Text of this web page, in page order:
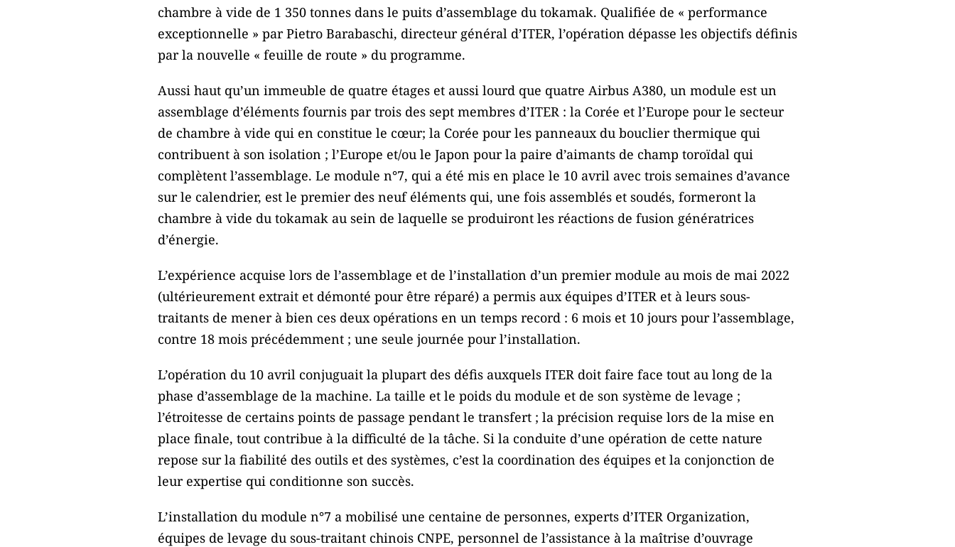
chambre à vide de 1 350 tonnes dans le puits d’assemblage du tokamak. Qualifiée de « performance
exceptionnelle » par Pietro Barabaschi, directeur général d’ITER, l’opération dépasse les objectifs définis
par la nouvelle « feuille de route » du programme.
Aussi haut qu’un immeuble de quatre étages et aussi lourd que quatre Airbus A380, un module est un
assemblage d’éléments fournis par trois des sept membres d’ITER : la Corée et l’Europe pour le secteur
de chambre à vide qui en constitue le cœur; la Corée pour les panneaux du bouclier thermique qui
contribuent à son isolation ; l’Europe et/ou le Japon pour la paire d’aimants de champ toroïdal qui
complètent l’assemblage. Le module n°7, qui a été mis en place le 10 avril avec trois semaines d’avance
sur le calendrier, est le premier des neuf éléments qui, une fois assemblés et soudés, formeront la
chambre à vide du tokamak au sein de laquelle se produiront les réactions de fusion génératrices
d’énergie.
L’expérience acquise lors de l’assemblage et de l’installation d’un premier module au mois de mai 2022
(ultérieurement extrait et démonté pour être réparé) a permis aux équipes d’ITER et à leurs sous-
traitants de mener à bien ces deux opérations en un temps record : 6 mois et 10 jours pour l’assemblage,
contre 18 mois précédemment ; une seule journée pour l’installation.
L’opération du 10 avril conjuguait la plupart des défis auxquels ITER doit faire face tout au long de la
phase d’assemblage de la machine. La taille et le poids du module et de son système de levage ;
l’étroitesse de certains points de passage pendant le transfert ; la précision requise lors de la mise en
place finale, tout contribue à la difficulté de la tâche. Si la conduite d’une opération de cette nature
repose sur la fiabilité des outils et des systèmes, c’est la coordination des équipes et la conjonction de
leur expertise qui conditionne son succès.
L’installation du module n°7 a mobilisé une centaine de personnes, experts d’ITER Organization,
équipes de levage du sous-traitant chinois CNPE, personnel de l’assistance à la maîtrise d’ouvrage